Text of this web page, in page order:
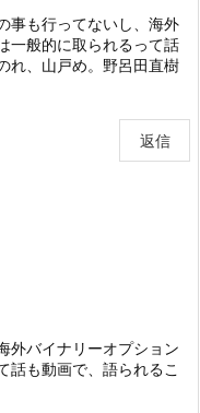
事も行ってないし、海外
一般的に取られるって話
れ、山戸め。野呂田直樹
返信
外バイナリーオプション
話も動画で、語られるこ